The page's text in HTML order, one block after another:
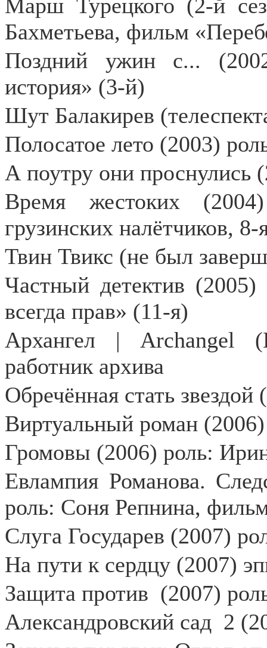
Марш Турецкого (2-й
Бахметьева, фильм
Поздний ужин с...
история» (3-й)
Шут Балакирев
Полосатое лето (2003)
А поутру они проснулись
Время жестоких
грузинских налётчиков, 8-
Твин Твикс (не был
Частный детектив
всегда прав» (11-я)
Архангел | Archangel
работник архива
Обречённая стать
Виртуальный роман
Громовы (2006) роль:
Евлампия Романова.
роль: Соня Репнина,
Слуга Государев (2007)
На пути к сердцу (2007)
Защита против (2007)
Александровский сад 2